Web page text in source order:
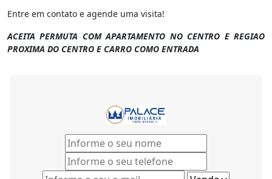
Entre em contato e agende uma visita!
ACEITA PERMUTA COM APARTAMENTO NO CENTRO E REGIAO
PROXIMA DO CENTRO E CARRO COMO ENTRADA